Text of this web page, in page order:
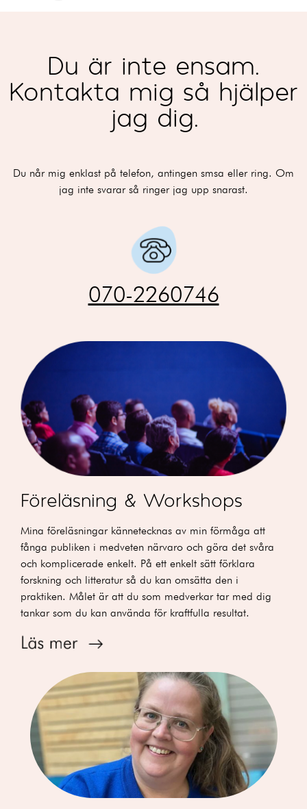
Du är inte ensam.
Kontakta mig så hjälper
jag dig.
Du når mig enklast på telefon, antingen smsa eller ring. Om
jag inte svarar så ringer jag upp snarast.
070-2260746
Föreläsning & Workshops
Mina föreläsningar kännetecknas av min förmåga att
fånga publiken i medveten närvaro och göra det svåra
och komplicerade enkelt. På ett enkelt sätt förklara
forskning och litteratur så du kan omsätta den i
praktiken. Målet är att du som medverkar tar med dig
tankar som du kan använda för kraftfulla resultat.